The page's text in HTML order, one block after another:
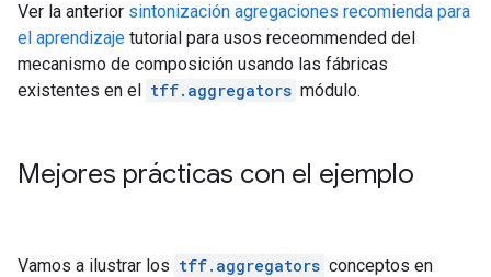
Ver la anterior sintonización agregaciones recomienda para
el aprendizaje tutorial para usos receommended del
mecanismo de composición usando las fábricas
existentes en el tff.aggregators módulo.
Mejores prácticas con el ejemplo
Vamos a ilustrar los tff.aggregators conceptos en